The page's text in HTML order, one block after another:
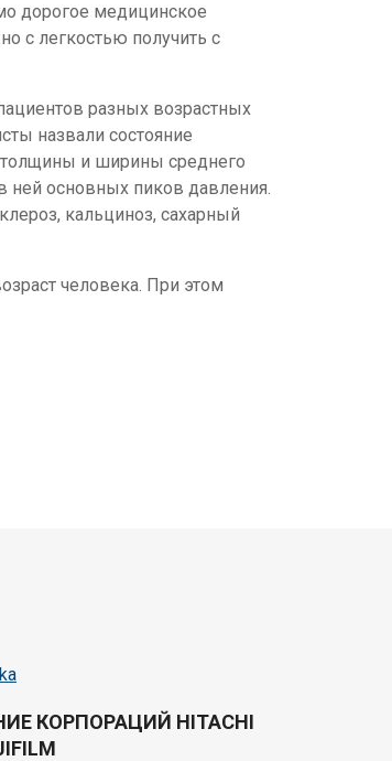
дорогое медицинское
с легкостью получить с
разных возрастных
назвали состояние
толщины и ширины среднего
ней основных пиков давления.
кальциноз, сахарный
человека. При этом
КОРПОРАЦИЙ HITACHI